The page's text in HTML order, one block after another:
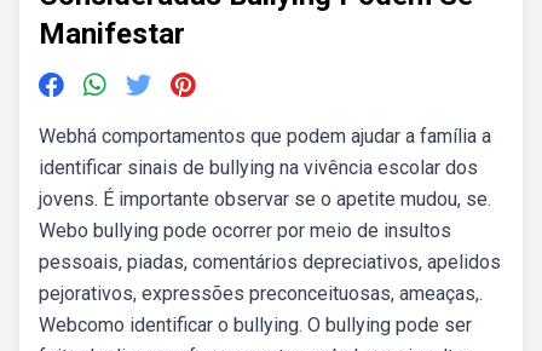
Manifestar
Webhá comportamentos que podem ajudar a família a
identificar sinais de bullying na vivência escolar dos
jovens. É importante observar se o apetite mudou, se.
Webo bullying pode ocorrer por meio de insultos
pessoais, piadas, comentários depreciativos, apelidos
pejorativos, expressões preconceituosas, ameaças,.
Webcomo identificar o bullying. O bullying pode ser